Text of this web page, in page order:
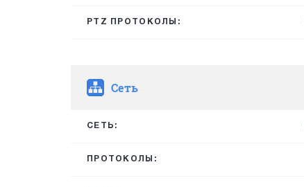
PTZ ПРОТОКОЛЫ:
Сеть
СЕТЬ:
ПРОТОКОЛЫ: